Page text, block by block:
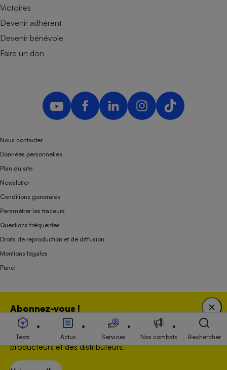
Abonnez-vous !
Bénéficiez d'une expertise unique tout en soutenant
une association 100 % indépendante de l'Etat, des
producteurs et des distributeurs.
Victoires
Devenir adhérent
Devenir bénévole
Faire un don
Nous contacter
Données personnelles
Plan du site
Newsletter
Conditions générales
Paramétrer les traceurs
Questions fréquentes
Droits de reproduction et de diffusion
Mentions légales
Panel
Association indépendante de l’État, des syndicats, des producteurs et des
distributeurs depuis 1951.
Tests Actus Services Nos combats Rechercher